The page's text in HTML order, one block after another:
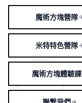
魔術方塊營隊
米特特色營隊
魔術方塊體驗課